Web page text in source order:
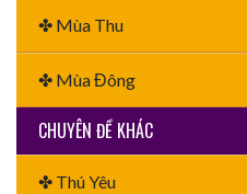
✤ Mùa Thu
✤ Mùa Đông
CHUYÊN ĐỀ KHÁC
✤ Thú Yêu